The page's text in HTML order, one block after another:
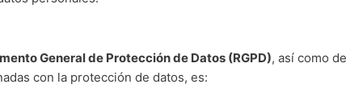
General de Protección de Datos (RGPD), así como
con la protección de datos, es: